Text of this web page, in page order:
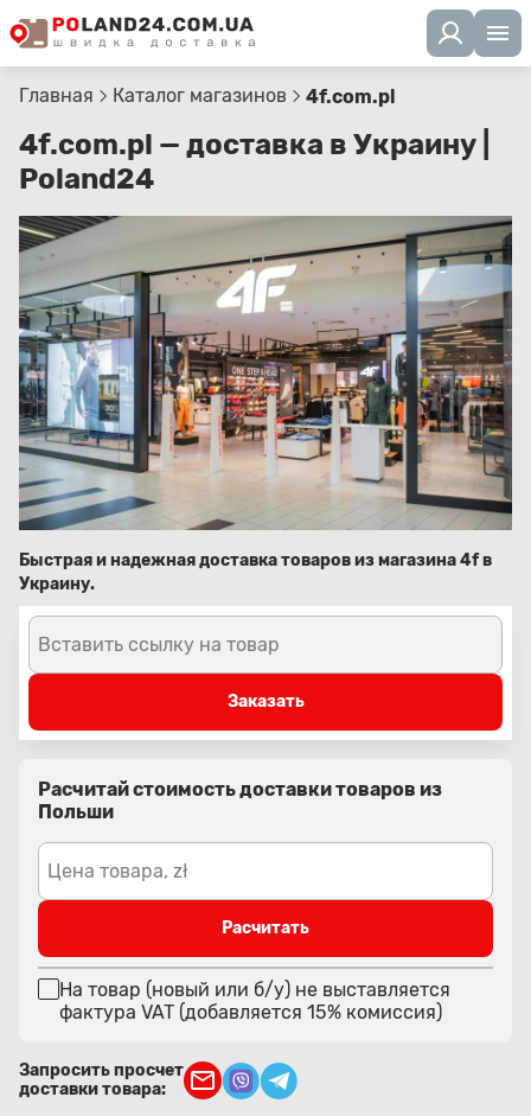
Главная Каталог магазинов 4f.com.pl
4f.com.pl — доставка в Украину |
Poland24
Быстрая и надежная доставка товаров из магазина 4f в
Украину.
Вставить ссылку на товар
Заказать
Расчитай стоимость доставки товаров из
Польши
Цена товара, zł
Расчитать
На товар (новый или б/у) не выставляется
фактура VAT (добавляется 15% комиссия)
Запросить просчет
доставки товара: